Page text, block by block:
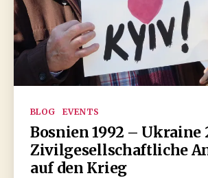
Kategorien
BLOG EVENTS
Bosnien 1992 – Ukraine
Zivilgesellschaftliche
auf den Krieg